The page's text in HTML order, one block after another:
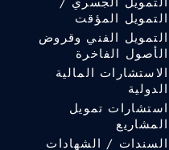
التمويل المؤقت
التمويل الفني وقروض
الأصول الفاخرة
الاستشارات المالية
الدولية
استشارات تمويل
المشاريع
السندات / الشهادات